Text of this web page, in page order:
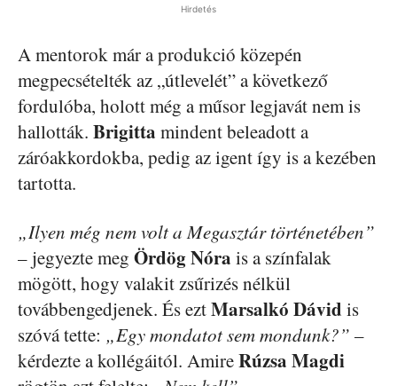
Hirdetés
A mentorok már a produkció közepén
megpecsételték az „útlevelét” a következő
fordulóba, holott még a műsor legjavát nem is
hallották. Brigitta mindent beleadott a
záróakkordokba, pedig az igent így is a kezében
tartotta.
„Ilyen még nem volt a Megasztár történetében”
– jegyezte meg Ördög Nóra is a színfalak
mögött, hogy valakit zsűrizés nélkül
továbbengedjenek. És eztMarsalkó Dávid is
szóvá tette: „Egy mondatot sem mondunk?” –
kérdezte a kollégáitól. AmireRúzsa Magdi